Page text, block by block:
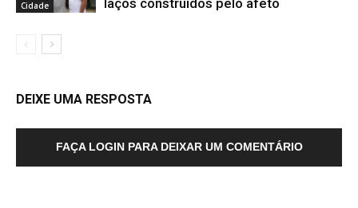
Cidade
DEIXE UMA RESPOSTA
FAÇA LOGIN PARA DEIXAR UM COMENTÁRIO